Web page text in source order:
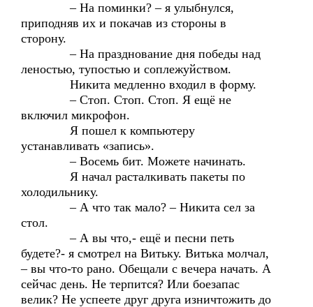
– На поминки? – я улыбнулся,
приподняв их и покачав из стороны в
сторону.
– На празднование дня победы над
леностью, тупостью и соплежуйством.
Никита медленно входил в форму.
– Стоп. Стоп. Стоп. Я ещё не
включил микрофон.
Я пошел к компьютеру
устанавливать «запись».
– Восемь бит. Можете начинать.
Я начал расталкивать пакеты по
холодильнику.
– А что так мало? – Никита сел за
стол.
– А вы что,- ещё и песни петь
будете?- я смотрел на Витьку. Витька молчал,
– вы что-то рано. Обещали с вечера начать. А
сейчас день. Не терпится? Или боезапас
велик? Не успеете друг друга изничтожить до